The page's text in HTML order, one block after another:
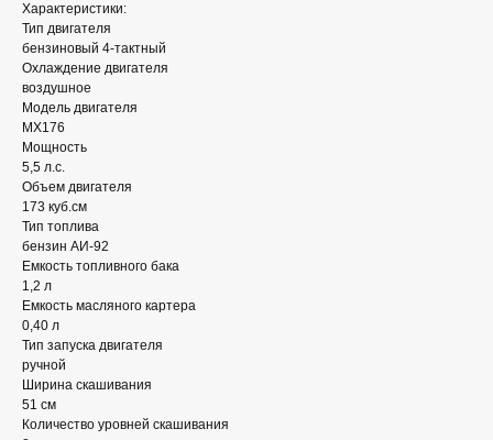
Характеристики:
Тип двигателя
бензиновый 4-тактный
Оxлаждение двигателя
воздушное
Модель двигателя
MX176
Мощность
5,5 л.с.
Объем двигателя
173 куб.см
Тип топлива
бензин АИ-92
Емкость топливного бака
1,2 л
Емкость масляного картера
0,40 л
Тип запуска двигателя
ручной
Ширина скашивания
51 см
Количество уровней скашивания